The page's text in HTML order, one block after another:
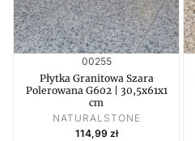
Kod produktu
00255
Płytka Granitowa Szara
Polerowana G602 | 30,5x61x1
cm
PRODUCENT
NATURALSTONE
Cena
114,99 zł